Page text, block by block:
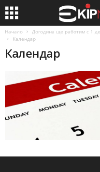
Начало
Догодина ще работим с 1
Календар
Календар